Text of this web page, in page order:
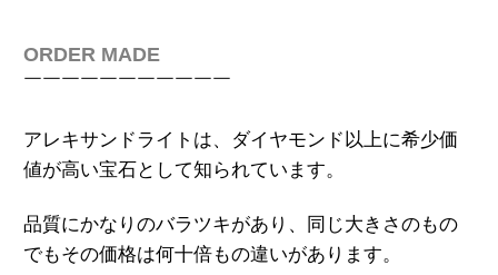
ORDER MADE
￣￣￣￣￣￣￣￣￣￣￣
アレキサンドライトは、ダイヤモンド以上に希少価
値が高い宝石として知られています。
品質にかなりのバラツキがあり、同じ大きさのもの
でもその価格は何十倍もの違いがあります。